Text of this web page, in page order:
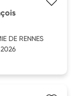
DE RENNES